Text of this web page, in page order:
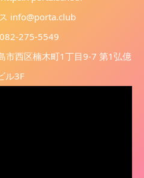
info@porta.club
275-5549
市西区楠木町1丁目9-7 第1弘億
ル3F